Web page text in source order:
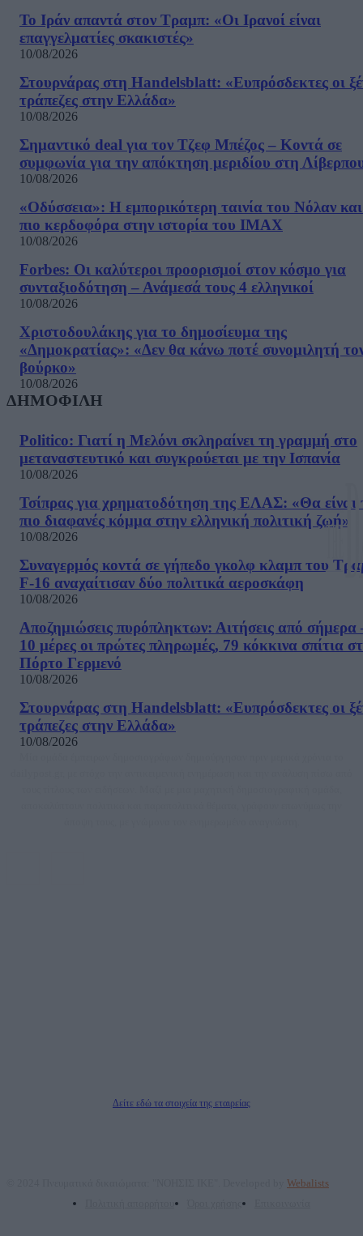
Το Ιράν απαντά στον Τραμπ: «Οι Ιρανοί είναι
επαγγελματίες σκακιστές»
10/08/2026
Στουρνάρας στη Handelsblatt: «Ευπρόσδεκτες οι
τράπεζες στην Ελλάδα»
10/08/2026
Σημαντικό deal για τον Τζεφ Μπέζος – Κοντά σε
συμφωνία για την απόκτηση μεριδίου στη
10/08/2026
«Οδύσσεια»: Η εμπορικότερη ταινία του Νόλαν
πιο κερδοφόρα στην ιστορία του IMAX
10/08/2026
Forbes: Οι καλύτεροι προορισμοί στον κόσμο για
συνταξιοδότηση – Ανάμεσά τους 4 ελληνικοί
10/08/2026
Χριστοδουλάκης για το δημοσίευμα της
«Δημοκρατίας»: «Δεν θα κάνω ποτέ συνομιλητή
βούρκο»
10/08/2026
ΔΗΜΟΦΙΛΗ
Politico: Γιατί η Μελόνι σκληραίνει τη γραμμή στο
μεταναστευτικό και συγκρούεται με την Ισπανία
10/08/2026
Τσίπρας για χρηματοδότηση της ΕΛΑΣ: «Θα είναι
πιο διαφανές κόμμα στην ελληνική πολιτική ζωή»
10/08/2026
Συναγερμός κοντά σε γήπεδο γκολφ κλαμπ του
F-16 αναχαίτισαν δύο πολιτικά αεροσκάφη
10/08/2026
Αποζημιώσεις πυρόπληκτων: Αιτήσεις από σήμερα
10 μέρες οι πρώτες πληρωμές, 79 κόκκινα σπίτια
Πόρτο Γερμενό
10/08/2026
Στουρνάρας στη Handelsblatt: «Ευπρόσδεκτες οι
τράπεζες στην Ελλάδα»
10/08/2026
Δείτε εδώ τα στοιχεία της εταιρείας
Webalists